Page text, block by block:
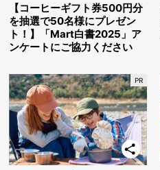
【コーヒーギフト券500円分
を抽選で50名様にプレゼン
ト！】「Mart白書2025」ア
ンケートにご協力ください